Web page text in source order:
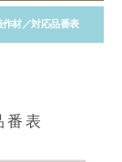
作材／対応品番表
番表